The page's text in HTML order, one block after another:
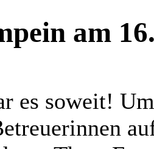
am
es soweit!